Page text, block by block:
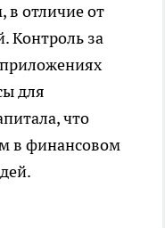
отличие от
Контроль за
для
что
в финансовом